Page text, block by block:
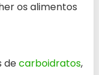
os alimentos
decarboidratos,